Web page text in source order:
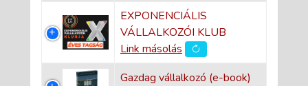
EXPONENCIÁLIS
VÁLLALKOZÓI KLUB
Link másolás
Gazdag vállalkozó (e-book)